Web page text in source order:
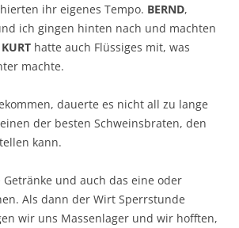
ihr eigenes Tempo. BERND,
ich gingen hinten nach und machten
KURT hatte auch Flüssiges mit, was
machte.
dauerte es nicht all zu lange
der besten Schweinsbraten, den
kann.
Getränke und auch das eine oder
Als dann der Wirt Sperrstunde
wir uns Massenlager und wir hofften,